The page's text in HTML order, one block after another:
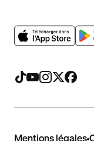
Mentions légales